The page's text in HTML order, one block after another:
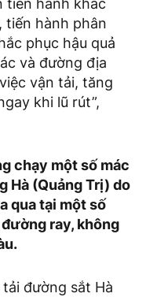
tiến hành khắc
tiến hành phân
phục hậu quả
và đường địa
vận tải, tăng
khi lũ rút”,
chạy một số mác
Hà (Quảng Trị) do
qua tại một số
ray, không
đường sắt Hà